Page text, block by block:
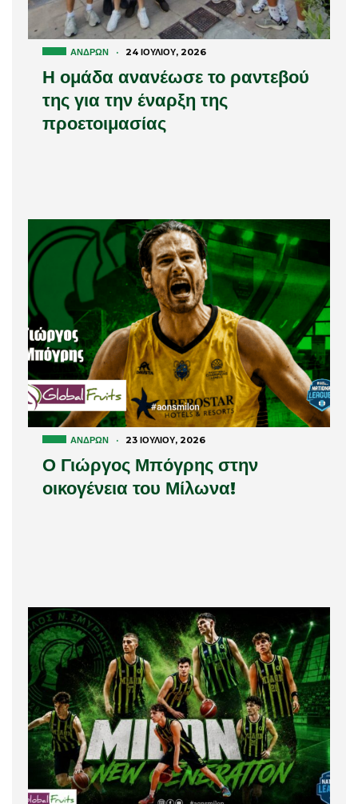
ΑΝΔΡΏΝ · 24 ΙΟΥΛΊΟΥ, 2026
Η ομάδα ανανέωσε το ραντεβού
της για την έναρξη της
προετοιμασίας
ΑΝΔΡΏΝ · 23 ΙΟΥΛΊΟΥ, 2026
Ο Γιώργος Μπόγρης στην
οικογένεια του Μίλωνα!